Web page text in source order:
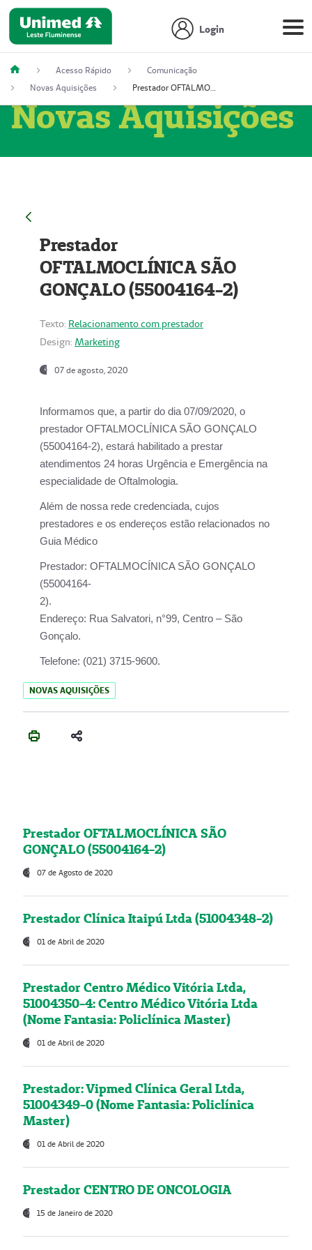
Login
Acesso Rápido
Comunicação
Novas Aquisições
Prestador OFTALMOCLÍNICA SÃO GONÇALO (55004164-2)
Novas Aquisições
Prestador
OFTALMOCLÍNICA SÃO
GONÇALO (55004164-2)
Texto: Relacionamento com prestador
Design: Marketing
07 de agosto, 2020
Informamos que, a partir do dia 07/09/2020, o
prestador OFTALMOCLÍNICA SÃO GONÇALO
(55004164-2), estará habilitado a prestar
atendimentos 24 horas Urgência e Emergência na
especialidade de Oftalmologia.
Além de nossa rede credenciada, cujos
prestadores e os endereços estão relacionados no
Guia Médico
Prestador: OFTALMOCÍNICA SÃO GONÇALO
(55004164-
2).
Endereço: Rua Salvatori, n°99, Centro – São
Gonçalo.
Telefone: (021) 3715-9600.
NOVAS AQUISIÇÕES
Prestador OFTALMOCLÍNICA SÃO
GONÇALO (55004164-2)
07 de Agosto de 2020
Prestador Clínica Itaipú Ltda (51004348-2)
01 de Abril de 2020
Prestador Centro Médico Vitória Ltda,
51004350-4: Centro Médico Vitória Ltda
(Nome Fantasia: Policlínica Master)
01 de Abril de 2020
Prestador: Vipmed Clínica Geral Ltda,
51004349-0 (Nome Fantasia: Policlínica
Master)
01 de Abril de 2020
Prestador CENTRO DE ONCOLOGIA
15 de Janeiro de 2020